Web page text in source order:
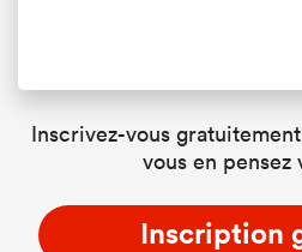
Inscrivez-vous
vous en pensez
Inscription